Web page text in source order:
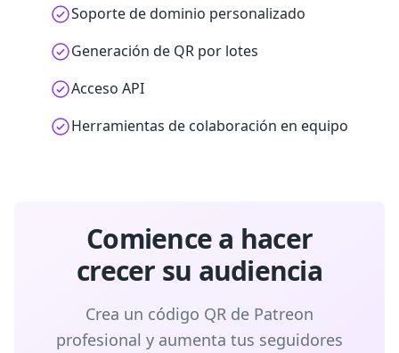
Soporte de dominio personalizado
Generación de QR por lotes
Acceso API
Herramientas de colaboración en equipo
Comience a hacer
crecer su audiencia
Crea un código QR de Patreon
profesional y aumenta tus seguidores